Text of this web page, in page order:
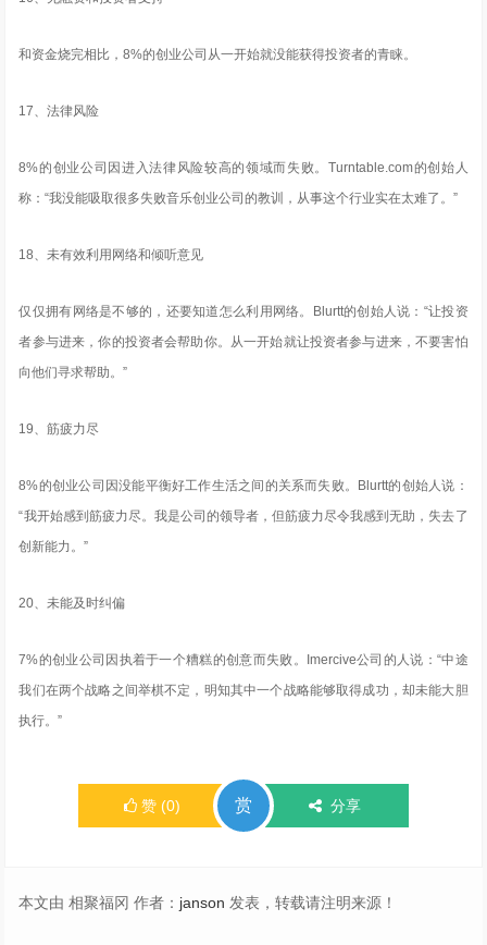
和资金烧完相比，8%的创业公司从一开始就没能获得投资者的青睐。
17、法律风险
8%的创业公司因进入法律风险较高的领域而失败。Turntable.com的创始人
称：“我没能吸取很多失败音乐创业公司的教训，从事这个行业实在太难了。”
18、未有效利用网络和倾听意见
仅仅拥有网络是不够的，还要知道怎么利用网络。Blurtt的创始人说：“让投资
者参与进来，你的投资者会帮助你。从一开始就让投资者参与进来，不要害怕
向他们寻求帮助。”
19、筋疲力尽
8%的创业公司因没能平衡好工作生活之间的关系而失败。Blurtt的创始人说：
“我开始感到筋疲力尽。我是公司的领导者，但筋疲力尽令我感到无助，失去了
创新能力。”
20、未能及时纠偏
7%的创业公司因执着于一个糟糕的创意而失败。Imercive公司的人说：“中途
我们在两个战略之间举棋不定，明知其中一个战略能够取得成功，却未能大胆
执行。”
赞 (0) 赏 分享
本文由 相聚福冈 作者： janson 发表，转载请注明来源！